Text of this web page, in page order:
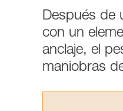
Después de
con un
anclaje, el
maniobras